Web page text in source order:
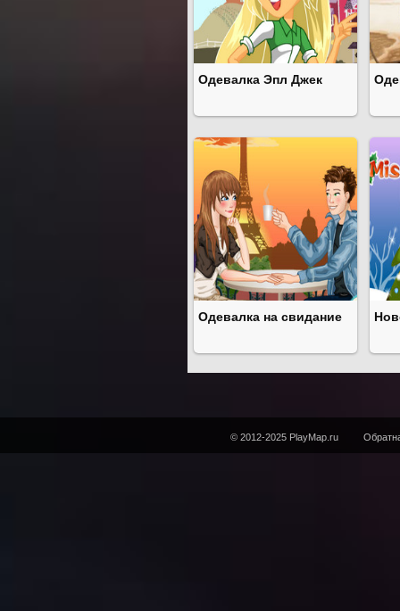
Одевалка Эпл Джек
Одевалка на свидание
© 2012-2025 PlayMap.ru